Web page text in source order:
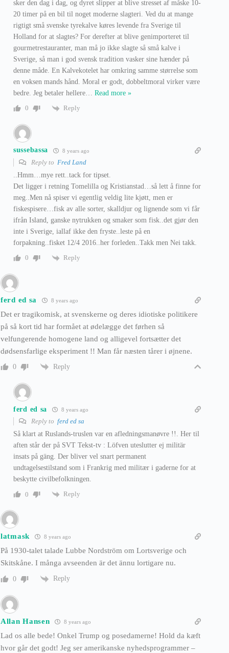
sker den dag i dag, og dyret slipper at blive stresset af måske 10-
20 timer på en bil til noget moderne slagteri. Ved du at mange
rigtigt små svenske tyrekalve køres levende fra Sverige til
Holland for at slagtes? For derefter at blive genimporteret til
gourmetrestauranter, man må jo ikke slagte så små kalve i
Sverige, så man i god svensk tradition vasker sine hænder på
denne måde. En Kalvekotelet har omkring samme størrelse som
en voksen mands hånd. Moral er godt, dobbeltmoral virker være
bedre. Jeg betaler hellere
Read more »
0
Reply
sussebassa 8 years ago
Reply to Fred Land
..Hmm…mye rett..tack for tipset.
Det ligger i retning Tomelilla og Kristianstad…så lett å finne for
meg..Men nå spiser vi egentlig veldig lite kjøtt, men er
fiskespisere…fisk av alle sorter, skalldjur og lignende som vi får
ifrån Island, ganske nytrukken og smaker som fisk..det gjør den
inte i Sverige, iallaf ikke den fryste..leste på en
forpakning..fisket 12/4 2016..her forleden..Takk men Nei takk.
0
Reply
ferd ed sa 8 years ago
Det er tragikomisk, at svenskerne og deres idiotiske politikere
på så kort tid har formået at ødelægge det førhen så
velfungerende homogene land og alligevel fortsætter det
dødsensfarlige eksperiment !! Man får næsten tårer i øjnene.
0 Reply
ferd ed sa 8 years ago
Reply to ferd ed sa
Så klart at Ruslands-truslen var en afledningsmanøvre !!. Her til
aften står der på SVT Tekst-tv : Löfven uteslutter ej militär
insats på gäng. Der bliver vel snart permanent
undtagelsestilstand som i Frankrig med militær i gaderne for at
beskytte civilbefolkningen.
0
Reply
latmask 8 years ago
På 1930-talet talade Lubbe Nordström om Lortsverige och
Skitskåne. I många avseenden är det ännu lortigare nu.
0 Reply
Allan Hansen 8 years ago
Lad os alle bede! Onkel Trump og posedamerne! Hold da kæft
hvor går det godt! Jeg ser amerikanske nyhedsprogrammer –